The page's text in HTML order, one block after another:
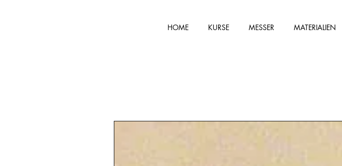
HOME KURSE MESSER MATERIALIEN